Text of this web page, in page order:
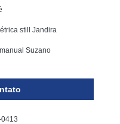
still Jandira
Suzano